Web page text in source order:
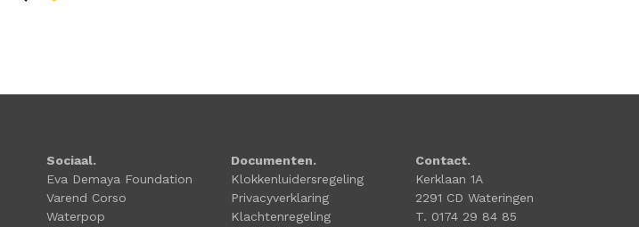
Sociaal.
Eva Demaya Foundation
Varend Corso
Waterpop
Documenten.
Klokkenluidersregeling
Privacyverklaring
Klachtenregeling
Contact.
Kerklaan 1A
2291 CD Wateringen
T. 0174 29 84 85